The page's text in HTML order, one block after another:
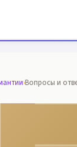
›Вопросы и